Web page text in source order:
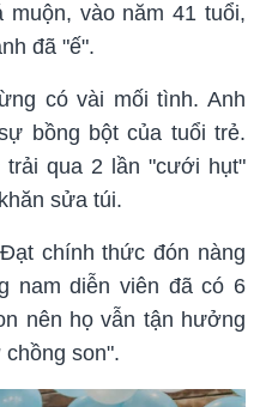
muộn, vào năm 41 tuổi,
đã "ế".
có vài mối tình. Anh
bồng bột của tuổi trẻ.
trải qua 2 lần "cưới hụt"
sửa túi.
chính thức đón nàng
nam diễn viên đã có 6
nên họ vẫn tận hưởng
son".